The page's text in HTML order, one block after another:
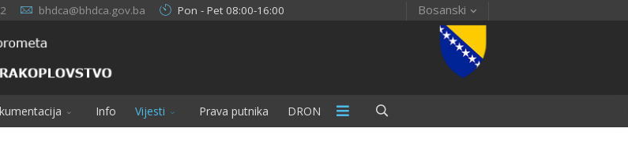
bhdca@bhdca.gov.ba Pon - Pet 08:00-16:00 Bosanski
Info Vijesti Prava putnika DRON